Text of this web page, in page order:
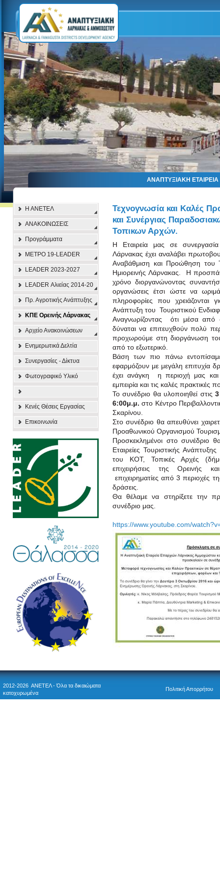
ΑΝΑΠΤΥΞΙΑΚΗ
Η ΑΝΕΤΕΛ
ΑΝΑΚΟΙΝΩΣΕΙΣ
Προγράμματα
ΜΕΤΡΟ 19-LEADER
LEADER 2023-2027
LEADER Αλιείας 2014-20
Πρ. Αγροτικής Ανάπτυξης
ΚΠΕ Ορεινής Λάρνακας
Αρχείο Ανακοινώσεων
Ενημερωτικά Δελτία
Συνεργασίες - Δίκτυα
Φωτογραφικό Υλικό
Κενές Θέσεις Εργασίας
Επικοινωνία
Τεχνογνωσία και Καλές
και Συνέργιας
Τοπικων Αρχών.
Η Εταιρεία μας σε
Λάρνακας έχει αναλάβει
Αναβάθμιση και Προώθηση του
Ημιορεινής Λάρνακας. Η
χρόνο διοργανώνοντας
οργανώσεις έτσι ώστε να
πληροφορίες που χρειάζονται
Ανάπτυξη του Τουριστικού
Αναγνωρίζοντας ότι μέσα από
δύναται να επιτευχθούν πολύ
προχωρούμε στη διοργάνωση
από το εξωτερικό.
Βάση των πιο πάνω
εφαρμόζουν με μεγάλη επιτυχία
έχει ανάγκη η περιοχή μας
εμπειρία και τις καλές πρακτικές
Το συνέδριο θα υλοποιηθεί στις
6:00μ.μ. στο Κέντρο
Σκαρίνου.
Στο συνέδριο θα απευθύνει
Προαθωνικού Οργανισμού
Προσκεκλημένοι στο συνέδριο θα
Εταιρείες Τουριστικής
του ΚΟΤ, Τοπικές Αρχές
επιχειρήσεις της Ορεινής
επιχειρηματίες από 3 περιοχές
δράσεις.
Θα θέλαμε να στηρίξετε την
συνέδριο μας.
https://www.youtube.com/
2012-2026 ΑΝΕΤΕΛ - Όλα τα δικαιώματα
κατοχυρωμένα
Πολιτική Απορρήτου